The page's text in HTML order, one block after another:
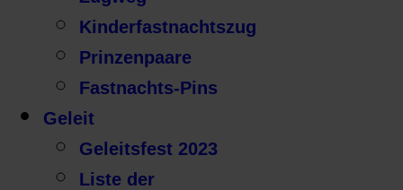
Kinderfastnachtszug
Prinzenpaare
Fastnachts-Pins
Geleit
Geleitsfest 2023
Liste der